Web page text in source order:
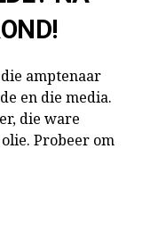
amptenaar
en die media.
die ware
Probeer om